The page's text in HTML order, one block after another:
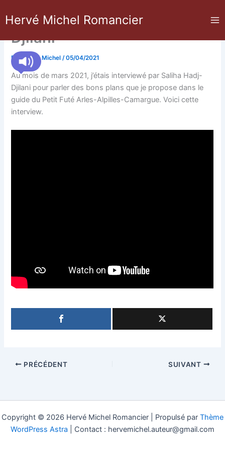
auHervé Michel Romancier
Interview par Saliha Hadj-
Djilani
ParHervé Michel/05/04/2021
Au mois de mars 2021, j’étais interviewé par Saliha Hadj-
Djilani pour parler des bons plans que je propose dans le
guide du Petit Futé Arles-Alpilles-Camargue. Voici cette
interview.
PRÉCÉDENT SUIVANT
Copyright © 2026 Hervé Michel Romancier | Propulsé par Thème
WordPress Astra | Contact : hervemichel.auteur@gmail.com